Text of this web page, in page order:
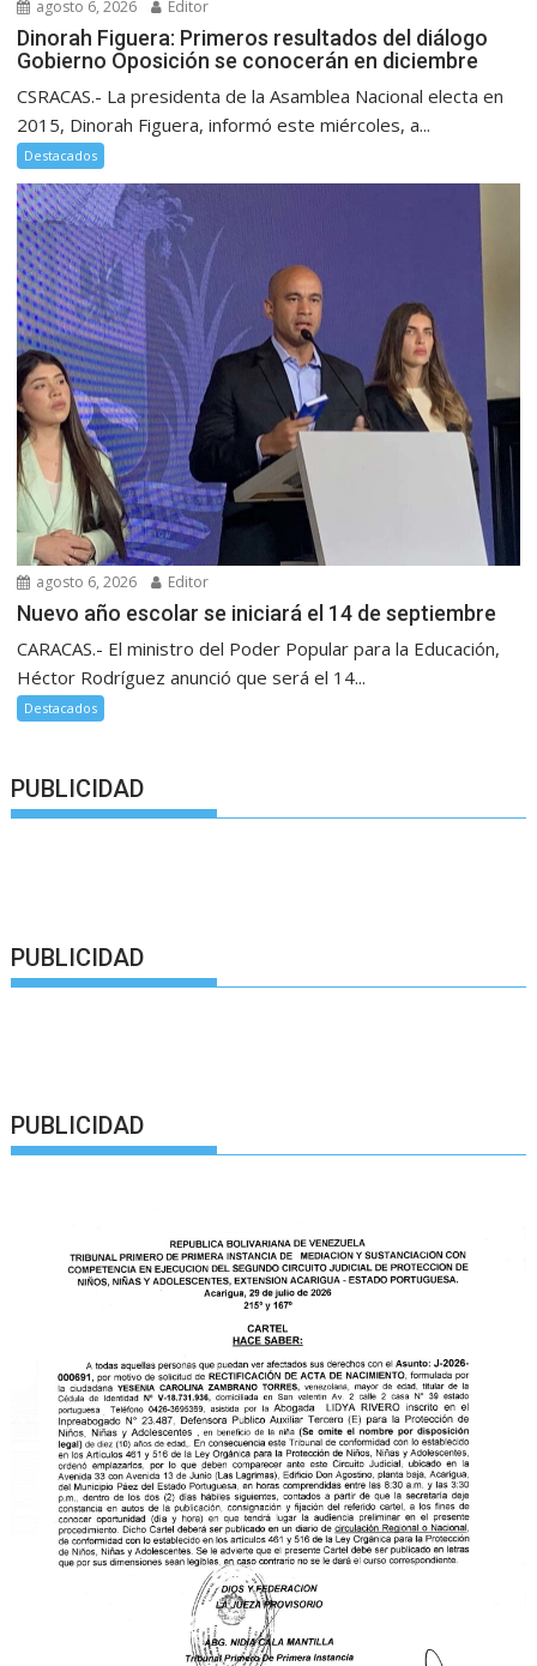
agosto 6, 2026 Editor
Dinorah Figuera: Primeros resultados del diálogo
Gobierno Oposición se conocerán en diciembre
CSRACAS.- La presidenta de la Asamblea Nacional electa en
2015, Dinorah Figuera, informó este miércoles, a...
Destacados
agosto 6, 2026 Editor
Nuevo año escolar se iniciará el 14 de septiembre
CARACAS.- El ministro del Poder Popular para la Educación,
Héctor Rodríguez anunció que será el 14...
Destacados
PUBLICIDAD
PUBLICIDAD
PUBLICIDAD